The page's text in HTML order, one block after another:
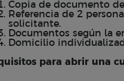
Copia de documento
Referencia de 2
solicitante.
Documentos según la
Domicilio
para abrir una